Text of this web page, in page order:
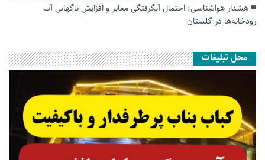
هشدار هواشناسی؛ احتمال آبگرفتگی معابر و افزایش ناگهانی آب
رودخانه‌ها در گلستان
محل تبلیغات